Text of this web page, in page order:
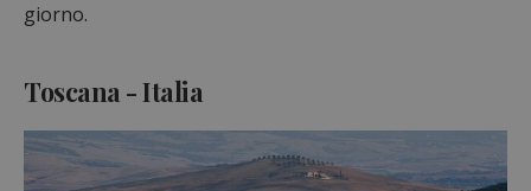
giorno.
Toscana - Italia